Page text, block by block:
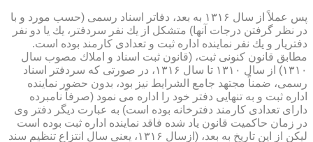
پس عملاً از سال ۱۳۱۶ به بعد، دفاتر اسناد رسمی (حسب مورد و با
در نظر گرفتن درجات آنها) متشكل از یك نفر سردفتر، یك یا دو نفر
دفتریار و یك نفر نماینده اداره ثبت و تعدادی كارمند بوده است.
مطابق قانون كنونی ثبت، (قانون ثبت اسناد و املاك مصوب سال
۱۳۱۰) از سال ۱۳۱۰ تا سال ۱۳۱۶، در صورتی كه سردفتر اسناد
رسمی، ضمناً مجتهد جامع الشرایط نیز بود، بدون حضور نماینده
اداره ثبت و به تنهایی دفتر خود را اداره می نمود (صرفاً نامبرده
دارای تعدادی كارمند دفترخانه بوده است) به عبارت دیگر دفتر وی
در زمان حاكمیت قانون یاد شده فاقد نماینده اداره ثبت بوده است
لیكن از این تاریخ به بعد، (ازسال ۱۳۱۶، یعنی سال انتزاع تنظیم سند